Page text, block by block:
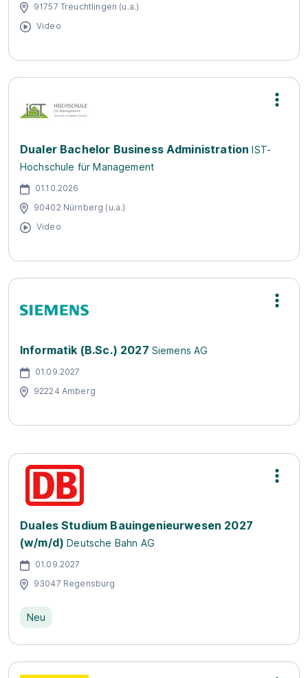
91757 Treuchtlingen (u.a.)
Video
Dualer Bachelor Business Administration IST-
Hochschule für Management
01.10.2026
90402 Nürnberg (u.a.)
Video
Informatik (B.Sc.) 2027 Siemens AG
01.09.2027
92224 Amberg
Duales Studium Bauingenieurwesen 2027
(w/m/d) Deutsche Bahn AG
01.09.2027
93047 Regensburg
Neu